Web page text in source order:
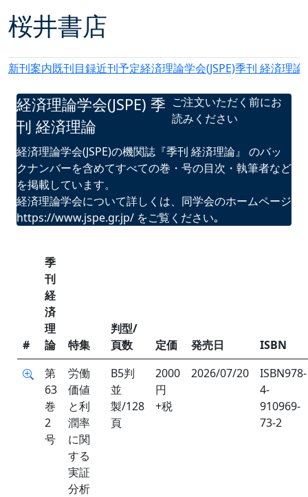
桜井書店
新刊案内既刊目録近刊予定経済理論学会(JSPE)季刊 経済理論
経済理論学会(JSPE) 季
刊 経済理論
ご注文いただく前にお
読みください
経済理論学会(JSPE)の機関誌『季刊 経済理論』 のバッ
クナンバーを含めてすべての巻・号の目次・執筆者など
を掲載しています。
経済理論学会について詳しくは、同学会のホームページ
https://www.jspe.gr.jp/ をご覧ください｡
#
季
刊
経
済
理
論
特集
判型/
頁数
定価 発売日
ISBN
第
63
巻
2
号
労働
価値
と利
潤率
に関
する
実証
分析
B5判
並
製/128
頁
2000
円
+税
2026/07/20
ISBN978-
4-
910969-
73-2